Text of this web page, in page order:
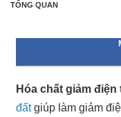
TỔNG QUAN
Hóa chất giảm điện
đất giúp làm giảm